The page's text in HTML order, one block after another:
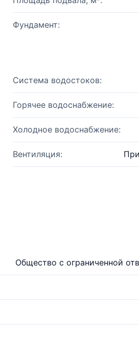
Фундамент:
Система водостоков:
Горячее водоснабжение:
Холодное водоснабжение:
Вентиляция:
Общество с ограниченной